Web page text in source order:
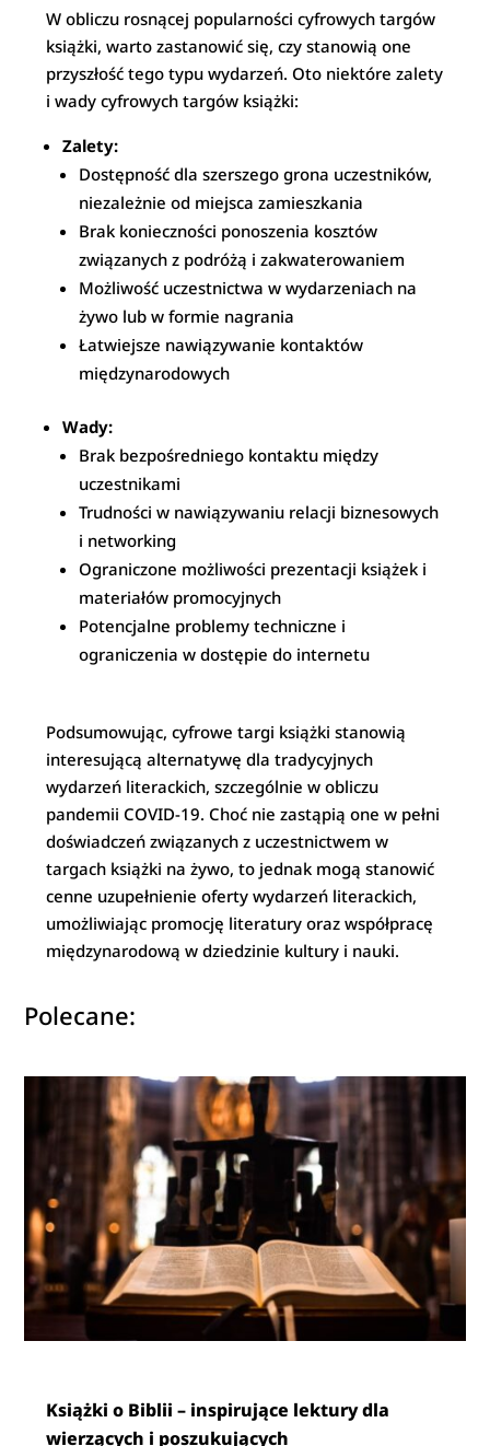
W obliczu rosnącej popularności cyfrowych targów
książki, warto zastanowić się, czy stanowią one
przyszłość tego typu wydarzeń. Oto niektóre zalety
i wady cyfrowych targów książki:
Zalety:
Dostępność dla szerszego grona uczestników,
niezależnie od miejsca zamieszkania
Brak konieczności ponoszenia kosztów
związanych z podróżą i zakwaterowaniem
Możliwość uczestnictwa w wydarzeniach na
żywo lub w formie nagrania
Łatwiejsze nawiązywanie kontaktów
międzynarodowych
Wady:
Brak bezpośredniego kontaktu między
uczestnikami
Trudności w nawiązywaniu relacji biznesowych
i networking
Ograniczone możliwości prezentacji książek i
materiałów promocyjnych
Potencjalne problemy techniczne i
ograniczenia w dostępie do internetu
Podsumowując, cyfrowe targi książki stanowią
interesującą alternatywę dla tradycyjnych
wydarzeń literackich, szczególnie w obliczu
pandemii COVID-19. Choć nie zastąpią one w pełni
doświadczeń związanych z uczestnictwem w
targach książki na żywo, to jednak mogą stanowić
cenne uzupełnienie oferty wydarzeń literackich,
umożliwiając promocję literatury oraz współpracę
międzynarodową w dziedzinie kultury i nauki.
Polecane:
Książki o Biblii – inspirujące lektury dla
wierzących i poszukujących